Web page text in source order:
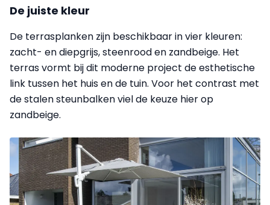
De juiste kleur
De terrasplanken zijn beschikbaar in vier kleuren:
zacht- en diepgrijs, steenrood en zandbeige. Het
terras vormt bij dit moderne project de esthetische
link tussen het huis en de tuin. Voor het contrast met
de stalen steunbalken viel de keuze hier op
zandbeige.